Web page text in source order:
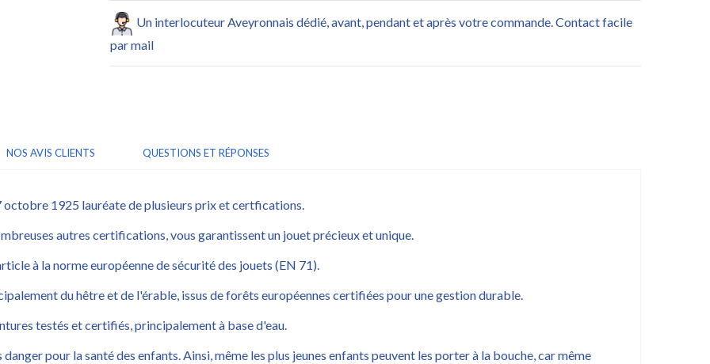
Un interlocuteur Aveyronnais dédié, avant, pendant et après votre commande. Contact facile
par mail
NOS AVIS CLIENTS QUESTIONS ET RÉPONSES
octobre 1925 lauréate de plusieurs prix et certfications.
autres certifications, vous garantissent un jouet précieux et unique.
à la norme européenne de sécurité des jouets (EN 71).
du hêtre et de l'érable, issus de forêts européennes certifiées pour une gestion durable.
testés et certifiés, principalement à base d'eau.
pour la santé des enfants. Ainsi, même les plus jeunes enfants peuvent les porter à la bouche, car même